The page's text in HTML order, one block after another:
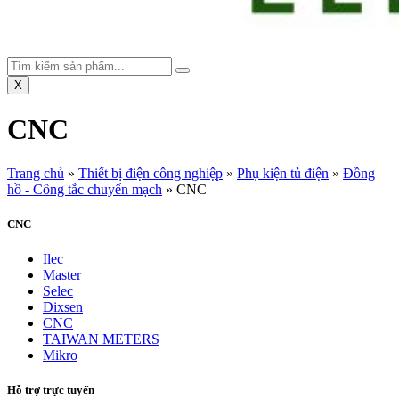
X
CNC
Trang chủ » Thiết bị điện công nghiệp » Phụ kiện tủ điện » Đồng
hồ - Công tắc chuyển mạch » CNC
CNC
Ilec
Master
Selec
Dixsen
CNC
TAIWAN METERS
Mikro
Hỗ trợ trực tuyến